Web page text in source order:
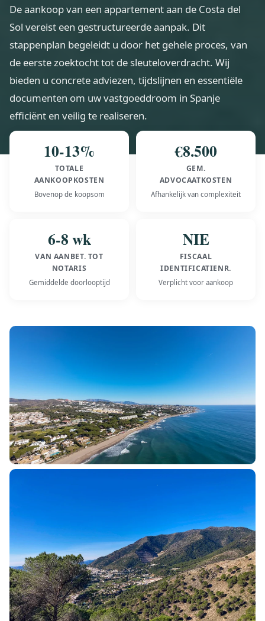
De aankoop van een appartement aan de Costa del
Sol vereist een gestructureerde aanpak. Dit
stappenplan begeleidt u door het gehele proces, van
de eerste zoektocht tot de sleuteloverdracht. Wij
bieden u concrete adviezen, tijdslijnen en essentiële
documenten om uw vastgoeddroom in Spanje
efficiënt en veilig te realiseren.
10-13%
TOTALE
AANKOOPKOSTEN
Bovenop de koopsom
€8.500
GEM.
ADVOCAATKOSTEN
Afhankelijk van complexiteit
6-8 wk
VAN AANBET. TOT
NOTARIS
Gemiddelde doorlooptijd
NIE
FISCAAL
IDENTIFICATIENR.
Verplicht voor aankoop